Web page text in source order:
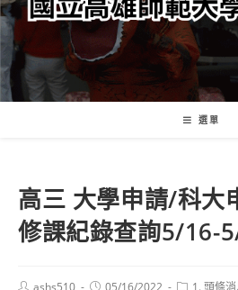
容
選單
高三 大學申請/科大
修課紀錄查詢5/16-
Postashs510
Post05/16/2022
Post1. 頭條